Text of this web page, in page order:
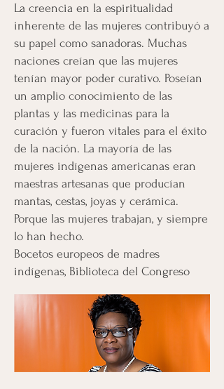
La creencia en la espiritualidad
inherente de las mujeres contribuyó a
su papel como sanadoras. Muchas
naciones creían que las mujeres
tenían mayor poder curativo. Poseían
un amplio conocimiento de las
plantas y las medicinas para la
curación y fueron vitales para el éxito
de la nación. La mayoría de las
mujeres indígenas americanas eran
maestras artesanas que producían
mantas, cestas, joyas y cerámica.
Porque las mujeres trabajan, y siempre
lo han hecho.
Bocetos europeos de madres
indígenas, Biblioteca del Congreso